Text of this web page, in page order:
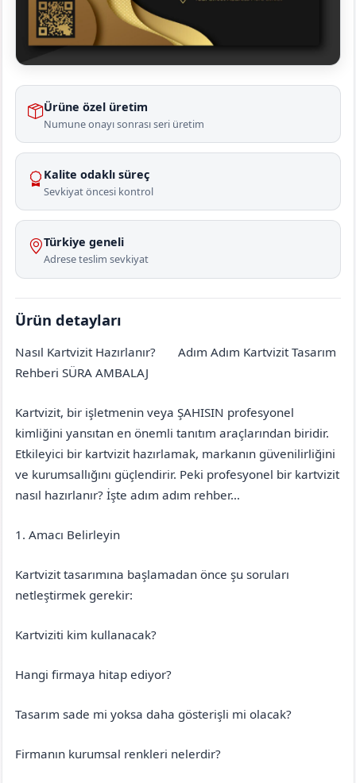
Ürüne özel üretim
Numune onayı sonrası seri üretim
Kalite odaklı süreç
Sevkiyat öncesi kontrol
Türkiye geneli
Adrese teslim sevkiyat
Ürün detayları
Nasıl Kartvizit Hazırlanır?
Adım Adım Kartvizit Tasarım
Rehberi SÜRA AMBALAJ
Kartvizit, bir işletmenin veya ŞAHISIN profesyonel
kimliğini yansıtan en önemli tanıtım araçlarından biridir.
Etkileyici bir kartvizit hazırlamak, markanın güvenilirliğini
ve kurumsallığını güçlendirir. Peki profesyonel bir kartvizit
nasıl hazırlanır? İşte adım adım rehber…
1. Amacı Belirleyin
Kartvizit tasarımına başlamadan önce şu soruları
netleştirmek gerekir:
Kartviziti kim kullanacak?
Hangi firmaya hitap ediyor?
Tasarım sade mi yoksa daha gösterişli mi olacak?
Firmanın kurumsal renkleri nelerdir?